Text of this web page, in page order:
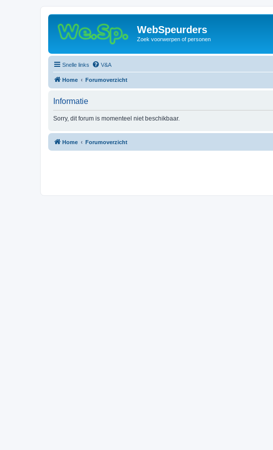
WebSpeurders
Zoek voorwerpen of personen
Snelle links V&A
Home Forumoverzicht
Informatie
Sorry, dit forum is momenteel niet beschikbaar.
Home Forumoverzicht